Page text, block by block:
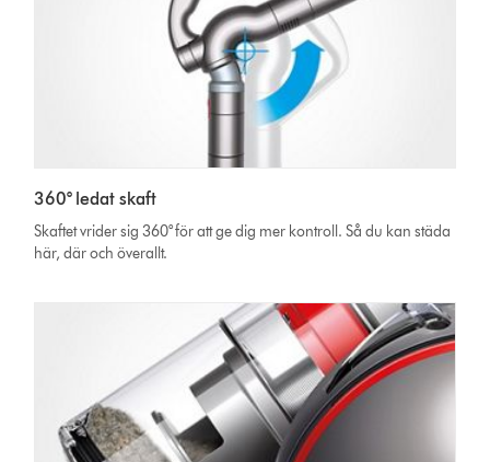
360° ledat skaft
Skaftet vrider sig 360° för att ge dig mer kontroll. Så du kan städa
här, där och överallt.